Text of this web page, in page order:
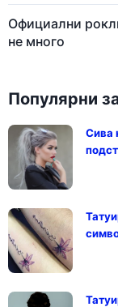
Официални
не много
Популярни
Сива